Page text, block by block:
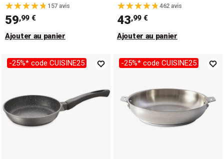
157 avis
59,99 €
Ajouter au panier
462 avis
43,99 €
Ajouter au panier
-25%* code CUISINE25 -25%* code CUISINE25